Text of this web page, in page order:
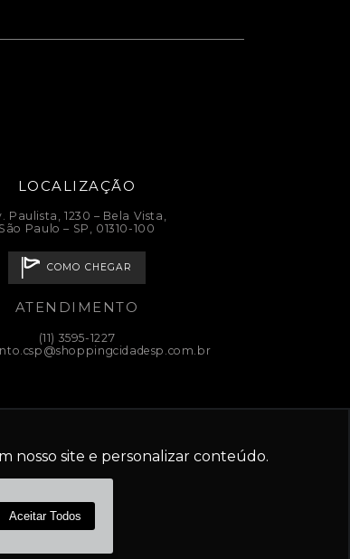
nosso site e personalizar conteúdo.
LOCALIZAÇÃO
Paulista, 1230 – Bela Vista,
São Paulo – SP, 01310-100
COMO CHEGAR
ATENDIMENTO
(11) 3595-1227
Aceitar Todos